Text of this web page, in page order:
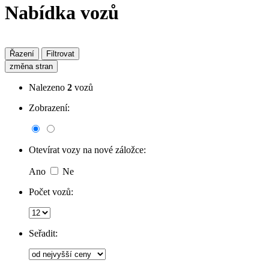
Nabídka vozů
Řazení
Filtrovat
změna stran
Nalezeno 2 vozů
Zobrazení:
Otevírat vozy na nové záložce:
Ano
Ne
Počet vozů:
Seřadit: